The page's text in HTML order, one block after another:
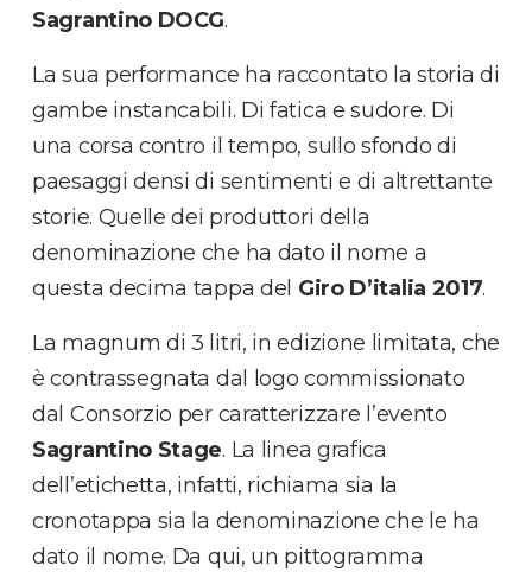
Sagrantino DOCG.
La sua performance ha raccontato la storia di
gambe instancabili. Di fatica e sudore. Di
una corsa contro il tempo, sullo sfondo di
paesaggi densi di sentimenti e di altrettante
storie. Quelle dei produttori della
denominazione che ha dato il nome a
questa decima tappa del Giro D’italia 2017.
La magnum di 3 litri, in edizione limitata, che
è contrassegnata dal logo commissionato
dal Consorzio per caratterizzare l’evento
Sagrantino Stage. La linea grafica
dell’etichetta, infatti, richiama sia la
cronotappa sia la denominazione che le ha
dato il nome. Da qui, un pittogramma